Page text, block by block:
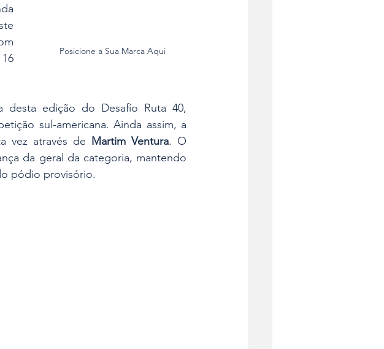
Posicione a Sua Marca Aqui
desta edição do Desafío Ruta 40,
sul-americana. Ainda assim, a
vez através de Martim Ventura. O
da geral da categoria, mantendo
pódio provisório.